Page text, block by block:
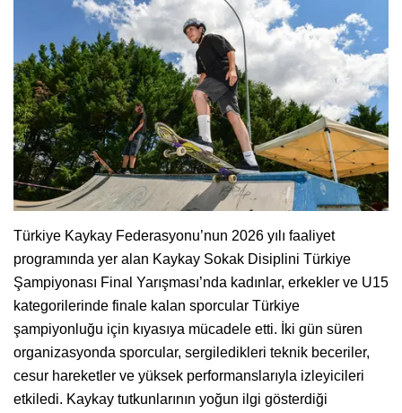
Türkiye Kaykay Federasyonu’nun 2026 yılı faaliyet
programında yer alan Kaykay Sokak Disiplini Türkiye
Şampiyonası Final Yarışması’nda kadınlar, erkekler ve U15
kategorilerinde finale kalan sporcular Türkiye
şampiyonluğu için kıyasıya mücadele etti. İki gün süren
organizasyonda sporcular, sergiledikleri teknik beceriler,
cesur hareketler ve yüksek performanslarıyla izleyicileri
etkiledi. Kaykay tutkunlarının yoğun ilgi gösterdiği